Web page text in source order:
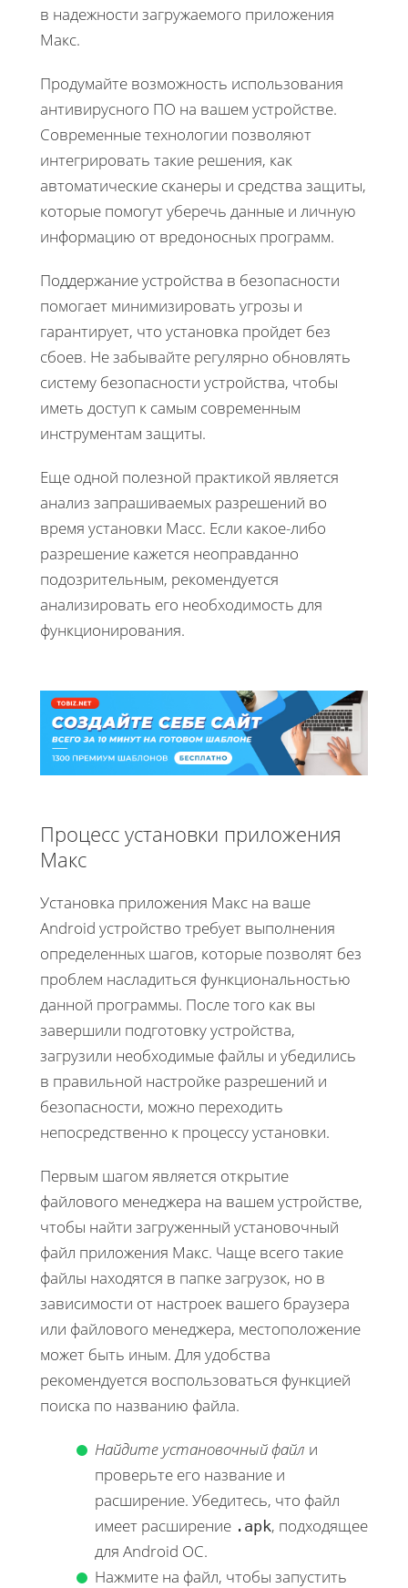
в надежности загружаемого приложения
Макс.
Продумайте возможность использования
антивирусного ПО на вашем устройстве.
Современные технологии позволяют
интегрировать такие решения, как
автоматические сканеры и средства защиты,
которые помогут уберечь данные и личную
информацию от вредоносных программ.
Поддержание устройства в безопасности
помогает минимизировать угрозы и
гарантирует, что установка пройдет без
сбоев. Не забывайте регулярно обновлять
систему безопасности устройства, чтобы
иметь доступ к самым современным
инструментам защиты.
Еще одной полезной практикой является
анализ запрашиваемых разрешений во
время установки Macс. Если какое-либо
разрешение кажется неоправданно
подозрительным, рекомендуется
анализировать его необходимость для
функционирования.
Процесс установки приложения
Макс
Установка приложения Макс на ваше
Android устройство требует выполнения
определенных шагов, которые позволят без
проблем насладиться функциональностью
данной программы. После того как вы
завершили подготовку устройства,
загрузили необходимые файлы и убедились
в правильной настройке разрешений и
безопасности, можно переходить
непосредственно к процессу установки.
Первым шагом является открытие
файлового менеджера на вашем устройстве,
чтобы найти загруженный установочный
файл приложения Макс. Чаще всего такие
файлы находятся в папке загрузок, но в
зависимости от настроек вашего браузера
или файлового менеджера, местоположение
может быть иным. Для удобства
рекомендуется воспользоваться функцией
поиска по названию файла.
Найдите установочный файл и
проверьте его название и
расширение. Убедитесь, что файл
имеет расширение .apk, подходящее
для Android ОС.
Нажмите на файл, чтобы запустить